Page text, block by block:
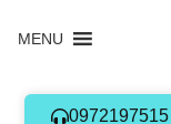
MENU
0972197515